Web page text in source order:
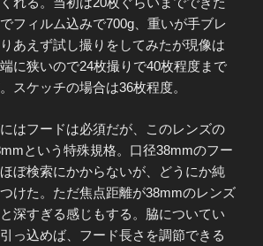
フィルム込みで700g、重いが手ブレ
あえず試し撮りをしてみたが現像は
に狭いので24枚撮りで40枚程度まで
スケッチの場合は36枚程度。
はフードは必須だが、このレンズの
という特殊規格。口径38mmのフー
ぼ検索にかからないが、どうにか純
けた。ただ焦点距離が38mmのレンズ
深すぎる感じもする。脇についてい
っ込めば、フード長さを調節できる